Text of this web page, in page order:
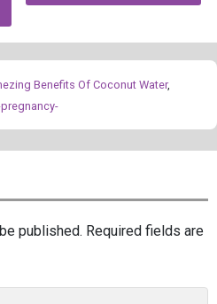
Benefits Of Coconut Water,
published. Required fields are